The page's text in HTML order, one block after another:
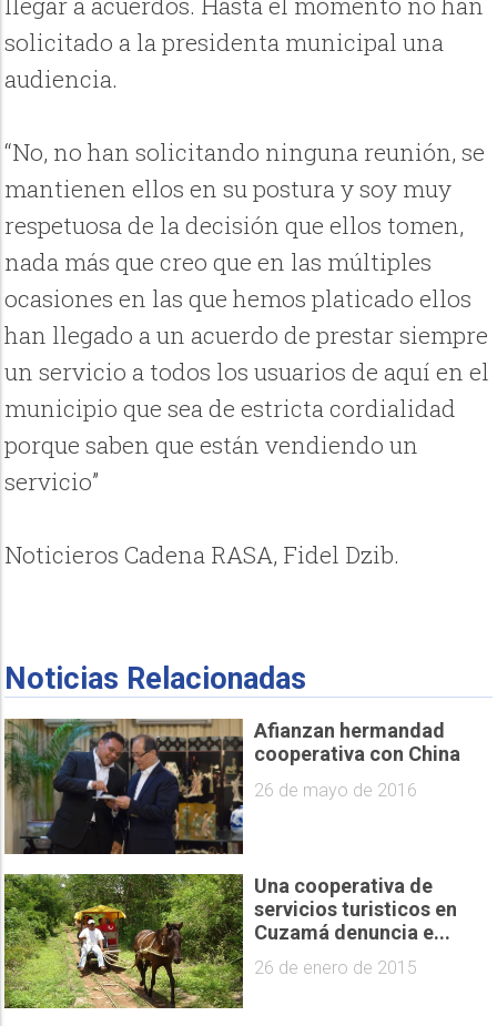
solicitado a la presidenta municipal una
audiencia.
“No, no han solicitando ninguna reunión, se
mantienen ellos en su postura y soy muy
respetuosa de la decisión que ellos tomen,
nada más que creo que en las múltiples
ocasiones en las que hemos platicado ellos
han llegado a un acuerdo de prestar siempre
un servicio a todos los usuarios de aquí en el
municipio que sea de estricta cordialidad
porque saben que están vendiendo un
servicio”
Noticieros Cadena RASA, Fidel Dzib.
Noticias Relacionadas
Afianzan hermandad
cooperativa con China
26 de mayo de 2016
Una cooperativa de
servicios turisticos en
Cuzamá denuncia e...
26 de enero de 2015